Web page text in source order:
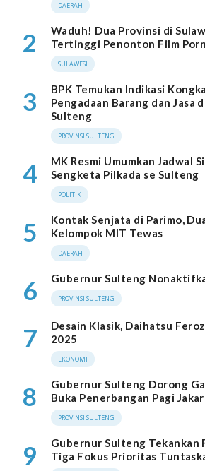
DAERAH
2
Waduh! Dua Provinsi di
Tertinggi Penonton Film
SULAWESI
3
BPK Temukan Indikasi
Pengadaan Barang dan Jasa
Sulteng
PROVINSI SULTENG
4
MK Resmi Umumkan Jadwal
Sengketa Pilkada se Sulteng
POLITIK
5
Kontak Senjata di Parimo,
Kelompok MIT Tewas
DAERAH
6 Gubernur Sulteng
PROVINSI SULTENG
7
Desain Klasik, Daihatsu
2025
EKONOMI
8
Gubernur Sulteng Dorong
Buka Penerbangan Pagi
PROVINSI SULTENG
9
Gubernur Sulteng Tekankan
Tiga Fokus Prioritas